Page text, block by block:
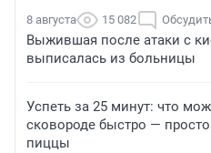
8 августа 15 082
Выжившая после атаки с
выписалась из больницы
Успеть за 25 минут: что
сковороде быстро —
пиццы